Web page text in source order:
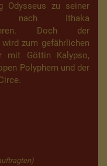
Odysseus zu seiner
nach Ithaka
Doch der
zum gefährlichen
mit Göttin Kalypso,
Polyphem und der